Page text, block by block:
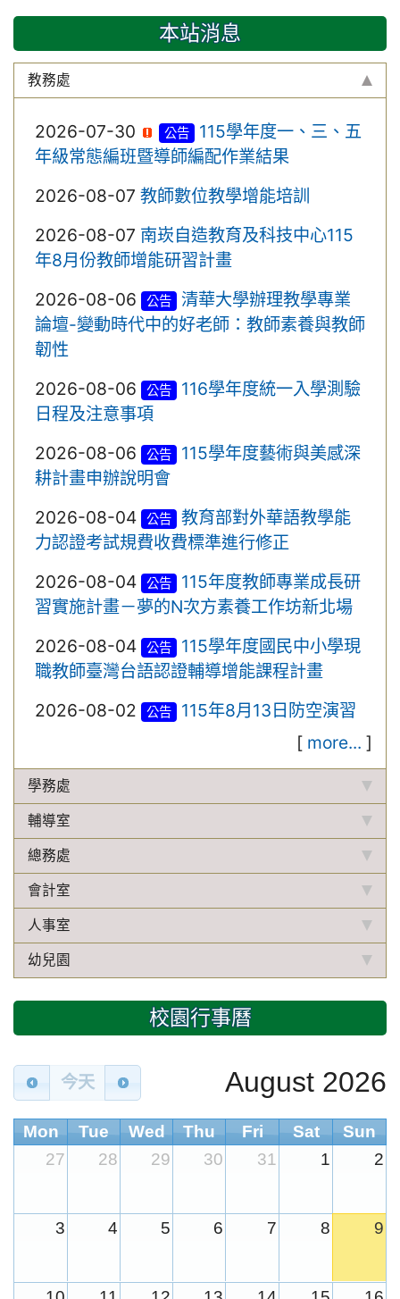
本站消息
教務處
2026-07-30 公告
115學年度一、三、五
年級常態編班暨導師編配作業結果
2026-08-07 教師數位教學增能培訓
2026-08-07 南崁自造教育及科技中心115
年8月份教師增能研習計畫
2026-08-06
公告
清華大學辦理教學專業
論壇-變動時代中的好老師：教師素養與教師
韌性
2026-08-06
公告
116學年度統一入學測驗
日程及注意事項
2026-08-06
公告
115學年度藝術與美感深
耕計畫申辦說明會
2026-08-04
公告
教育部對外華語教學能
力認證考試規費收費標準進行修正
2026-08-04
公告
115年度教師專業成長研
習實施計畫－夢的N次方素養工作坊新北場
2026-08-04
公告
115學年度國民中小學現
職教師臺灣台語認證輔導增能課程計畫
2026-08-02
公告
115年8月13日防空演習
[ more... ]
學務處
輔導室
總務處
會計室
人事室
幼兒園
校園行事曆
今天 August 2026
Mon Tue Wed Thu Fri Sat
Sun
27
28 29 30 31 1 2
3 4 5 6 7 8 9